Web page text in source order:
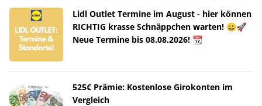
Lidl Outlet Termine im August - hier können
RICHTIG krasse Schnäppchen warten! 😀🚀
Neue Termine bis 08.08.2026! 📆
525€ Prämie: Kostenlose Girokonten im
Vergleich